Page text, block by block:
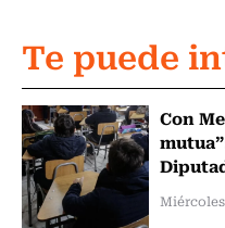
Te puede
Con